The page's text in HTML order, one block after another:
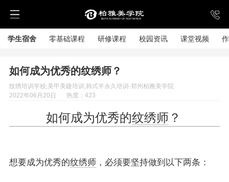
学生宿舍 零基础课程 研修课程 校园资讯 课堂视频
如何成为优秀的纹绣师？
纹绣培训学校,美甲美睫培训,韩式半永久培训-郑州柏雅美学院
2022年06月20日
热度：423
如何成为优秀的纹绣师 ？
想要成为优秀的纹绣师，必须要坚持做到以下两条：